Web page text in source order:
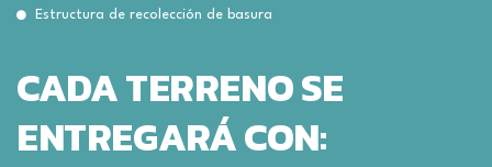
Estructura de recolección de basura
CADA TERRENO SE
ENTREGARÁ CON: